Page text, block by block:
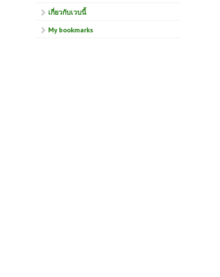
เกี่ยวกับเวบนี้
My bookmarks